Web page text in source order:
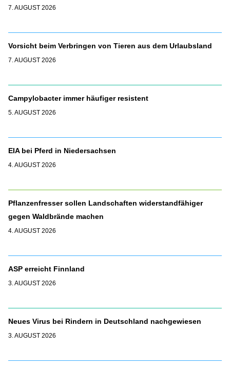
7. AUGUST 2026
Vorsicht beim Verbringen von Tieren aus dem Urlaubsland
7. AUGUST 2026
Campylobacter immer häufiger resistent
5. AUGUST 2026
EIA bei Pferd in Niedersachsen
4. AUGUST 2026
Pflanzenfresser sollen Landschaften widerstandfähiger
gegen Waldbrände machen
4. AUGUST 2026
ASP erreicht Finnland
3. AUGUST 2026
Neues Virus bei Rindern in Deutschland nachgewiesen
3. AUGUST 2026